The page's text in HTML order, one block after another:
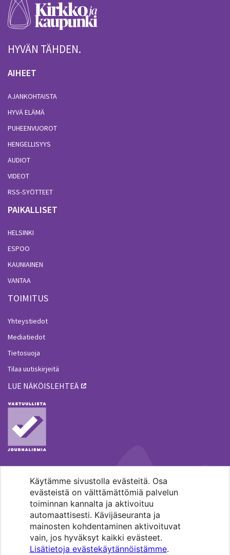
Käytämme sivustolla evästeitä. Osa
evästeistä on välttämättömiä palvelun
toiminnan kannalta ja aktivoituu
automaattisesti. Kävijäseuranta ja
mainosten kohdentaminen aktivoituvat
vain, jos hyväksyt kaikki evästeet.
Lisätietoja evästekäytännöistämme.
HYVÄN TÄHDEN.
AIHEET
AJANKOHTAISTA
HYVÄ ELÄMÄ
PUHEENVUOROT
HENGELLISYYS
AUDIOT
VIDEOT
RSS-SYÖTTEET
PAIKALLISET
HELSINKI
ESPOO
KAUNIAINEN
VANTAA
TOIMITUS
Yhteystiedot
Mediatiedot
Tietosuoja
Tilaa uutiskirjeitä
LUE NÄKÖISLEHTEÄ
MENOHAKU